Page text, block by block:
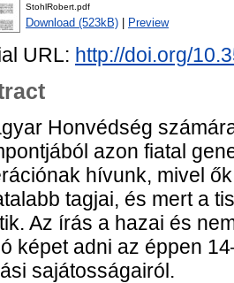
StohlRobert.pdf
Download (523kB) Preview
URL: http://doi.org/
Honvédség
azon fiatal
hívunk, mivel
tagjai, és mert a
Az írás a hazai és
képet adni az éppen
sajátosságairól.